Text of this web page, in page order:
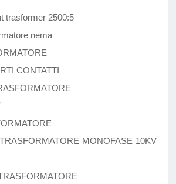
2500:5
nema
CONTATTI
MONOFASE 10KV